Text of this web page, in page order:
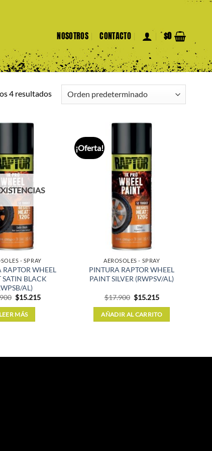
NOSOTROS CONTACTO $0
4 resultados
- SPRAY
RAPTOR WHEEL
SATIN BLACK
AL)
El
precio
original
era:
$15.215El
LEER MÁS
¡Oferta!
AEROSOLES - SPRAY
PINTURA RAPTOR WHEEL
PAINT SILVER (RWPSV/AL)
$17.900 El
precio
original
era:
$15.215El
actual
es:
AÑADIR AL CARRITO